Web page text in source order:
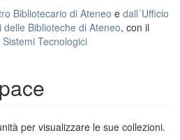
Bibliotecario di Ateneo e dall´Ufficio
Biblioteche di Ateneo, con il
Sistemi Tecnologici
per visualizzare le sue collezioni.